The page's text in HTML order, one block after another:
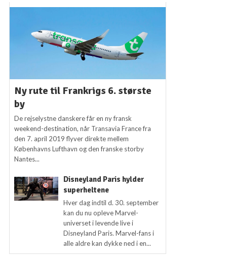
Ny rute til Frankrigs 6. største
by
De rejselystne danskere får en ny fransk
weekend-destination, når Transavia France fra
den 7. april 2019 flyver direkte mellem
Københavns Lufthavn og den franske storby
Nantes...
Disneyland Paris hylder
superheltene
Hver dag indtil d. 30. september
kan du nu opleve Marvel-
universet i levende live i
Disneyland Paris. Marvel-fans i
alle aldre kan dykke ned i en...